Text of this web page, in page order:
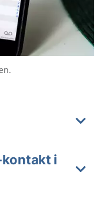
kontakt i